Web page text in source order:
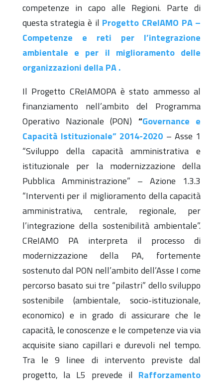
competenze in capo alle Regioni. Parte di
questa strategia è il Progetto CReIAMO PA –
Competenze e reti per l’integrazione
ambientale e per il miglioramento delle
organizzazioni della PA .
Il Progetto CReIAMOPA è stato ammesso al
finanziamento nell’ambito del Programma
Operativo Nazionale (PON) “Governance e
Capacità Istituzionale” 2014-2020 – Asse 1
“Sviluppo della capacità amministrativa e
istituzionale per la modernizzazione della
Pubblica Amministrazione” – Azione 1.3.3
“Interventi per il miglioramento della capacità
amministrativa, centrale, regionale, per
l’integrazione della sostenibilità ambientale”.
CReIAMO PA interpreta il processo di
modernizzazione della PA, fortemente
sostenuto dal PON nell’ambito dell’Asse I come
percorso basato sui tre “pilastri” dello sviluppo
sostenibile (ambientale, socio-istituzionale,
economico) e in grado di assicurare che le
capacità, le conoscenze e le competenze via via
acquisite siano capillari e durevoli nel tempo.
Tra le 9 linee di intervento previste dal
progetto, la L5 prevede il Rafforzamento